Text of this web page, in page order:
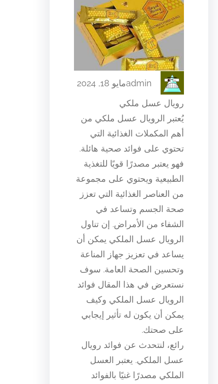
adminمايو 18, 2024
رويال عسل ملكي
يُعتبر الرويال عسل ملكي من
أهم المكملات الغذائية التي
تحتوي على فوائد صحية هائلة.
فهو يعتبر مصدرًا قويًا للتغذية
الطبيعية ويحتوي على مجموعة
من العناصر الغذائية التي تعزز
صحة الجسم وتساعد في
الشفاء من الأمراض. إن تناول
الرويال عسل الملكي يمكن أن
يساعد في تعزيز جهاز المناعة
وتحسين الصحة العامة. سوف
نستعرض في هذا المقال فوائد
الرويال عسل الملكي وكيف
يمكن أن يكون له تأثير إيجابي
على صحتك.
رائع، لنتحدث عن فوائد رويال
عسل الملكي. يعتبر العسل
الملكي مصدرًا غنيًا بالفوائد